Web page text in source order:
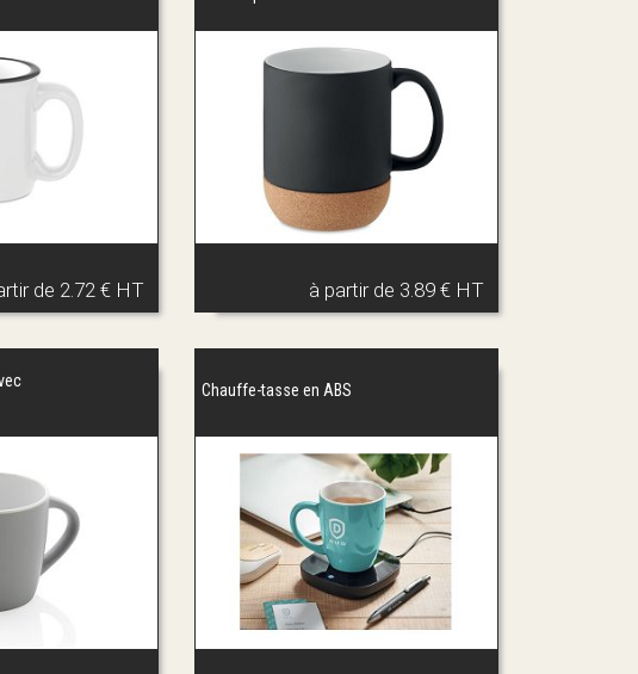
, tels que des
aussi des mugs de voyage et des modèles plus
chaleur. En bref, avec ALVS, vous donnez vie à toutes vos
de haute qualité !
de 2.72 € HT à partir de 3.89 € HT
Chauffe-tasse en ABS